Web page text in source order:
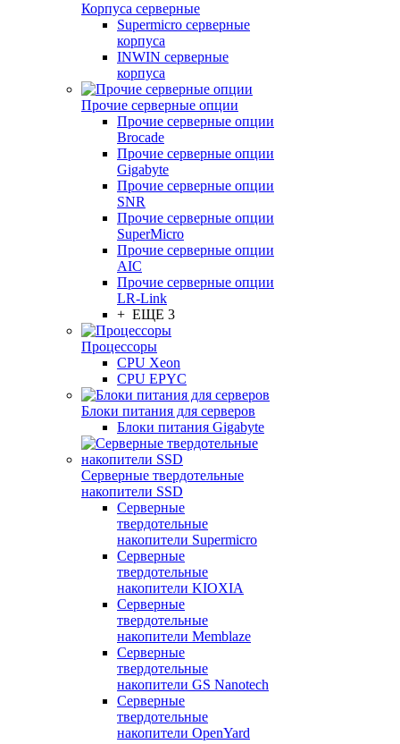
Корпуса серверные
Supermicro серверные
корпуса
INWIN серверные
корпуса
Прочие серверные опции
Прочие серверные опции
Brocade
Прочие серверные опции
Gigabyte
Прочие серверные опции
SNR
Прочие серверные опции
SuperMicro
Прочие серверные опции
AIC
Прочие серверные опции
LR-Link
+ ЕЩЕ 3
Процессоры
CPU Xeon
CPU EPYC
Блоки питания для серверов
Блоки питания Gigabyte
Серверные твердотельные
накопители SSD
Cерверные
твердотельные
накопители Supermicro
Cерверные
твердотельные
накопители KIOXIA
Cерверные
твердотельные
накопители Memblaze
Cерверные
твердотельные
накопители GS Nanotech
Серверные
твердотельные
накопители OpenYard